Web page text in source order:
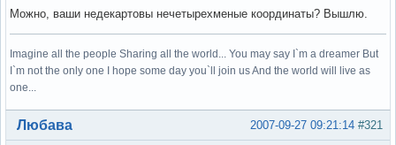
Можно, ваши недекартовы нечетырехменые координаты? Вышлю.
Imagine all the people Sharing all the world... You may say I`m a dreamer But
I`m not the only one I hope some day you`ll join us And the world will live as
one...
Вне форума #321
2007-09-27 09:21:14
Любава